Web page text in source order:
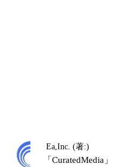
Ea,Inc. (著:)
「CuratedMedia」